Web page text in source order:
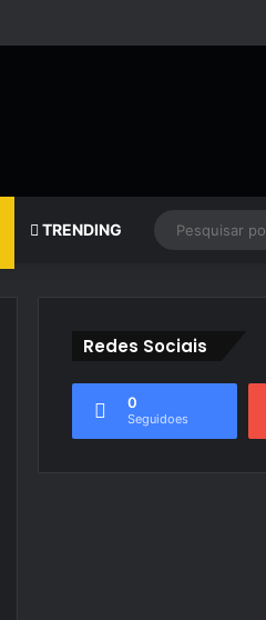
TRENDING
Redes Sociais
0
Seguidoes